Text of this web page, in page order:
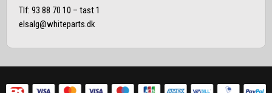
Tlf: 93 88 70 10 – tast 1
elsalg@whiteparts.dk